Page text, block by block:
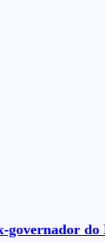
governador